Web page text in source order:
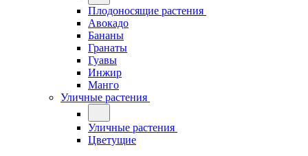
Плодоносящие растения
Авокадо
Бананы
Гранаты
Гуавы
Инжир
Манго
Уличные растения
Уличные растения
Цветущие